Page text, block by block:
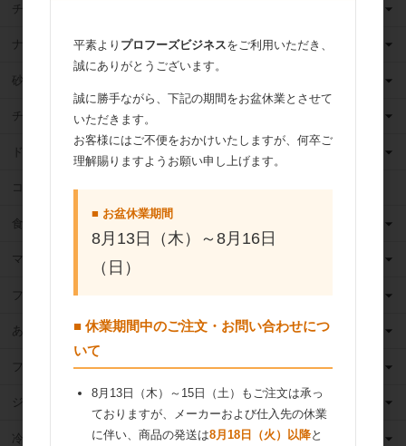
チーズ
ナッツ
砂糖
チョコレート
ドライフルーツ
ココア
食用油
マーガリン
フィリング
あんこ
フルーツ（果物）缶詰
ジャム
冷凍フルーツ
平素より プロフーズビジネスをご利用いただき、
誠にありがとうございます。
誠に勝手ながら、下記の期間をお盆休業とさせて
いただきます。
お客様にはご不便をおかけいたしますが、何卒ご
理解賜りますようお願い申し上げます。
■ お盆休業期間
8月13日（木）～8月16日
（日）
■ 休業期間中のご注文・お問い合わせにつ
いて
8月13日（木）～15日（土）もご注文は承っ
ておりますが、メーカーおよび仕入先の休業
に伴い、商品の発送は8月18日（火）以降と